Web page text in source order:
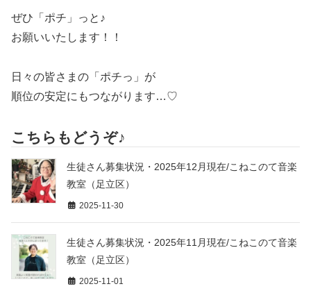
ぜひ「ポチ」っと♪
お願いいたします！！
日々の皆さまの「ポチっ」が
順位の安定にもつながります…♡
こちらもどうぞ♪
生徒さん募集状況・2025年12月現在/こねこのて音楽
教室（足立区）
2025-11-30
生徒さん募集状況・2025年11月現在/こねこのて音楽
教室（足立区）
2025-11-01